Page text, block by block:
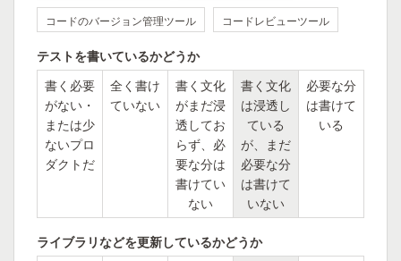
コードのバージョン管理ツール コードレビューツール
テストを書いているかどうか
書く必要
がない・
または少
ないプロ
ダクトだ
全く書け
ていない
書く文化
がまだ浸
透してお
らず、必
要な分は
書けてい
ない
書く文化
は浸透し
ている
が、まだ
必要な分
は書けて
いない
必要な分
は書けて
いる
ライブラリなどを更新しているかどうか